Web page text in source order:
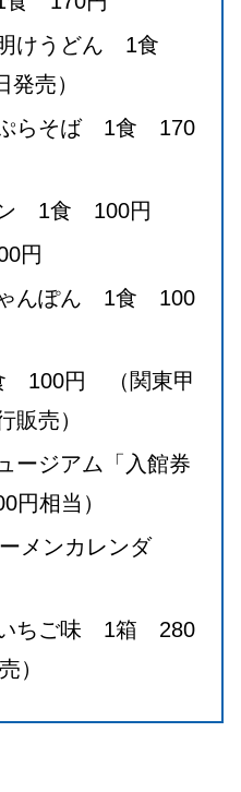
明けうどん 1食
売）
ぷらそば 1食 170
ン 1食 100円
円
ゃんぽん 1食 100
100円 （関東甲
販売）
ージアム「入館券
円相当）
メンカレンダ
いちご味 1箱 280
）